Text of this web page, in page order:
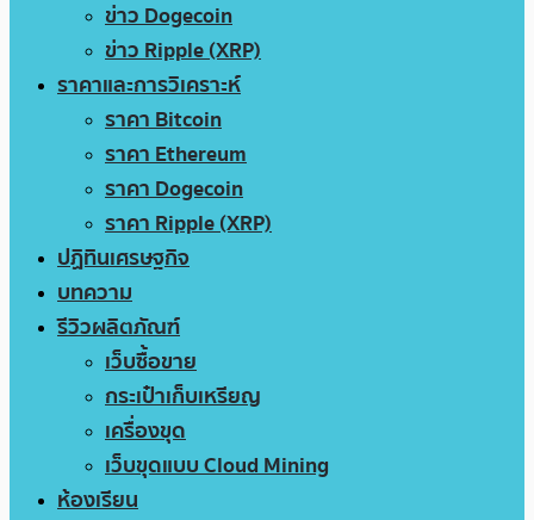
ข่าว Dogecoin
ข่าว Ripple (XRP)
ราคาและการวิเคราะห์
ราคา Bitcoin
ราคา Ethereum
ราคา Dogecoin
ราคา Ripple (XRP)
ปฏิทินเศรษฐกิจ
บทความ
รีวิวผลิตภัณฑ์
เว็บซื้อขาย
กระเป๋าเก็บเหรียญ
เครื่องขุด
เว็บขุดแบบ Cloud Mining
ห้องเรียน